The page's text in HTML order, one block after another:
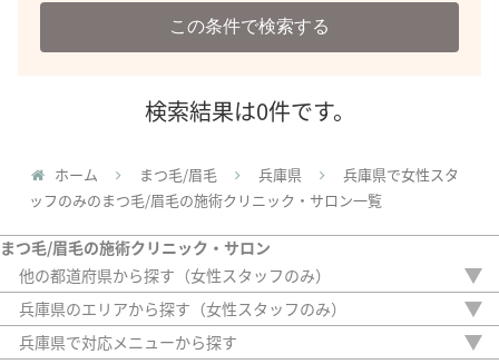
この条件で検索する
検索結果は0件です。
ホーム まつ毛/眉毛 兵庫県
兵庫県で女性スタ
ッフのみのまつ毛/眉毛の施術クリニック・サロン一覧
まつ毛/眉毛の施術クリニック・サロン
他の都道府県から探す（女性スタッフのみ）
北海道
栃木県
埼玉県
兵庫県のエリアから探す（女性スタッフのみ）
神戸市
兵庫県で対応メニューから探す